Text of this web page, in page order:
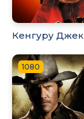
Кенгуру Джек
1080